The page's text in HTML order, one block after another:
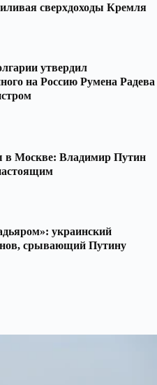
сверхдоходы Кремля
утвердил
на Россию Румена Радева
в Москве: Владимир Путин
украинский
срывающий Путину